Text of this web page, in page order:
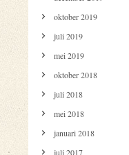
oktober 2019
juli 2019
mei 2019
oktober 2018
juli 2018
mei 2018
januari 2018
juli 2017